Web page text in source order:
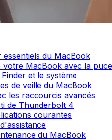
du MacBook
votre MacBook avec la
et le système
de veille du MacBook
les raccourcis avancés
de Thunderbolt 4
courantes
du MacBook